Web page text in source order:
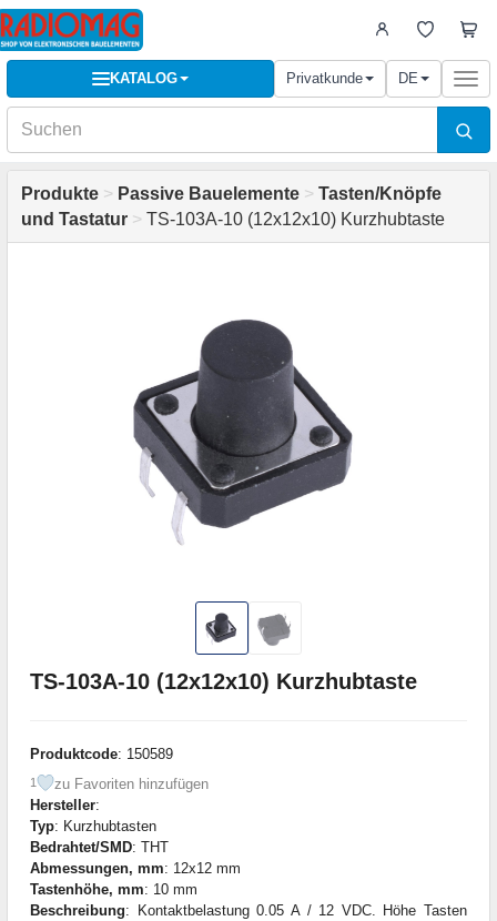
KATALOG Privatkunde DE
Produkte > Passive Bauelemente > Tasten/Knöpfe
und Tastatur > TS-103A-10 (12x12x10) Kurzhubtaste
TS-103A-10 (12x12x10) Kurzhubtaste
Produktcode: 150589
1
zu Favoriten hinzufügen
Hersteller:
Typ: Kurzhubtasten
Bedrahtet/SMD: THT
Abmessungen, mm: 12x12 mm
Tastenhöhe, mm: 10 mm
Beschreibung: Kontaktbelastung 0.05 A / 12 VDC. Höhe Tasten